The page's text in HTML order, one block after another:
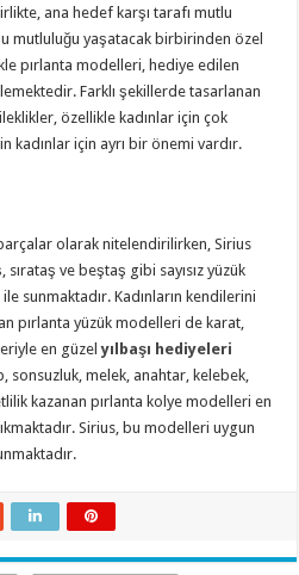
ana hedef karşı tarafı mutlu
mutluluğu yaşatacak birbirinden özel
pırlanta modelleri, hediye edilen
Farklı şekillerde tasarlanan
özellikle kadınlar için çok
kadınlar için ayrı bir önemi vardır.
olarak nitelendirilirken, Sirius
ve beştaş gibi sayısız yüzük
sunmaktadır. Kadınların kendilerini
pırlanta yüzük modelleri de karat,
en güzelyılbaşı hediyeleri
sonsuzluk, melek, anahtar, kelebek,
kazanan pırlanta kolye modelleri en
Sirius, bu modelleri uygun